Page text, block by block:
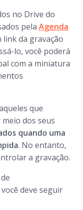
no Drive do
pela Agenda
link da gravação
lo, você poderá
com a miniatura
que
dos seus
quando uma
. No entanto,
a gravação.
deve seguir